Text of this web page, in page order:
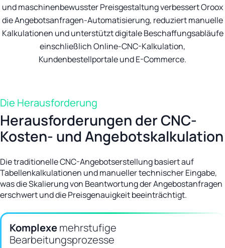
und maschinenbewusster Preisgestaltung verbessert Oroox
die Angebotsanfragen-Automatisierung, reduziert manuelle
Kalkulationen und unterstützt digitale Beschaffungsabläufe
einschließlich Online-CNC-Kalkulation,
Kundenbestellportale und E-Commerce.
Die Herausforderung
Herausforderungen der CNC-
Kosten- und Angebotskalkulation
Die traditionelle CNC-Angebotserstellung basiert auf
Tabellenkalkulationen und manueller technischer Eingabe,
was die Skalierung von Beantwortung der Angebostanfragen
erschwert und die Preisgenauigkeit beeinträchtigt.
Komplexemehrstufige
Bearbeitungsprozesse